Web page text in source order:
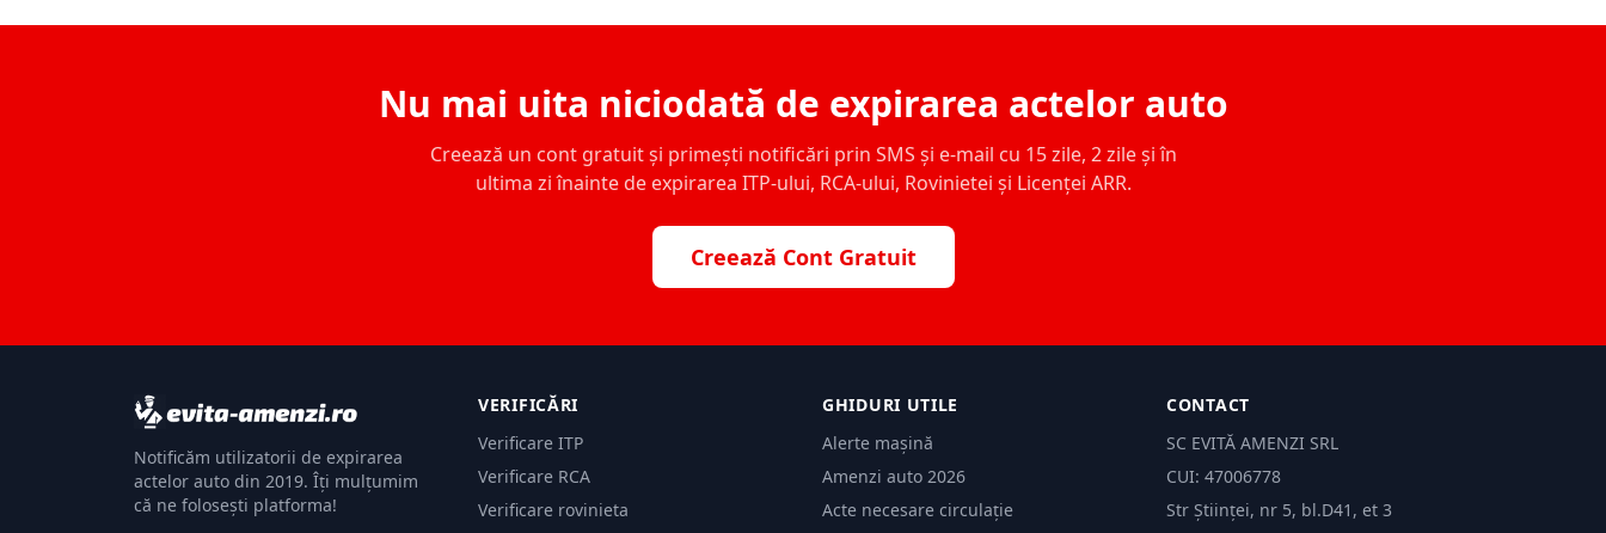
Nu mai uita niciodată de expirarea actelor auto
Creează un cont gratuit și primești notificări prin SMS și e-mail cu 15 zile, 2 zile și în
ultima zi înainte de expirarea ITP-ului, RCA-ului, Rovinietei și Licenței ARR.
Creează Cont Gratuit
Notificăm utilizatorii de expirarea
actelor auto din 2019. Îți mulțumim
că ne folosești platforma!
VERIFICĂRI
Verificare ITP
Verificare RCA
Verificare rovinieta
GHIDURI UTILE
Alerte mașină
Amenzi auto 2026
Acte necesare circulație
CONTACT
SC EVITĂ AMENZI SRL
CUI: 47006778
Str Științei, nr 5, bl.D41, et 3